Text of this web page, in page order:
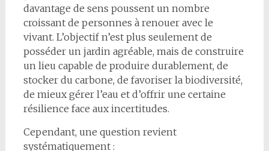
davantage de sens poussent un nombre
croissant de personnes à renouer avec le
vivant. L’objectif n’est plus seulement de
posséder un jardin agréable, mais de construire
un lieu capable de produire durablement, de
stocker du carbone, de favoriser la biodiversité,
de mieux gérer l’eau et d’offrir une certaine
résilience face aux incertitudes.
Cependant, une question revient
systématiquement :